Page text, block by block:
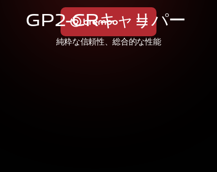
GP2-CRキャ リパー
純粋な信頼性、総合的な性能